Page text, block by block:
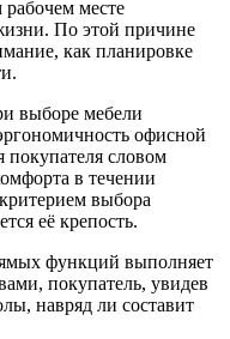
месте
По этой причине
как планировке
выборе мебели
офисной
словом
в течении
выбора
её крепость.
функций выполняет
покупатель, увидев
навряд ли составит